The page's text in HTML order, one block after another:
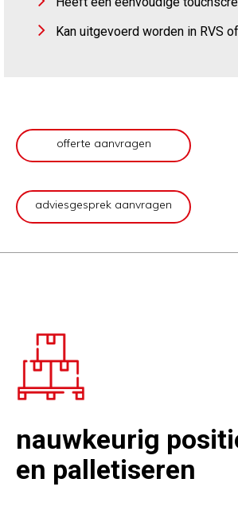
Kan uitgevoerd worden in RVS
offerte aanvragen
adviesgesprek aanvragen
nauwkeurig
en palletiseren